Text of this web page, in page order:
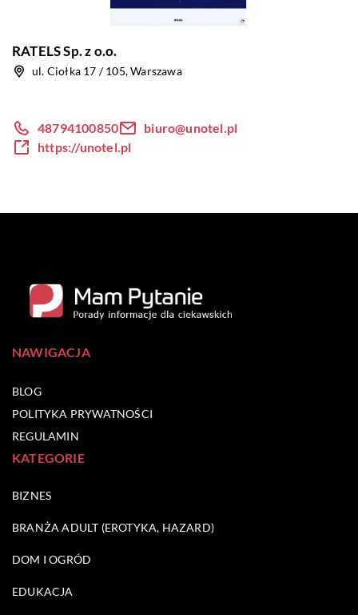
RATELS Sp. z o.o.
ul. Ciołka 17 / 105, Warszawa
48794100850
biuro@unotel.pl
https://unotel.pl
NAWIGACJA
BLOG
POLITYKA PRYWATNOŚCI
REGULAMIN
KATEGORIE
BIZNES
BRANŻA ADULT (EROTYKA, HAZARD)
DOM I OGRÓD
EDUKACJA